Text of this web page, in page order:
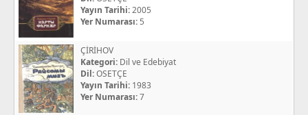
Yayın Tarihi:2005
Yer Numarası: 5
ÇİRİHOV
Kategori: Dil ve Edebiyat
Dil:OSETÇE
Yayın Tarihi: 1983
Yer Numarası:7